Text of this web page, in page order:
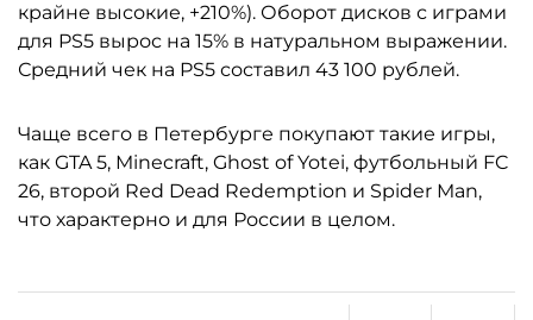
крайне высокие, +210%). Оборот дисков с играми
для PS5 вырос на 15% в натуральном выражении.
Средний чек на PS5 составил 43 100 рублей.
Чаще всего в Петербурге покупают такие игры,
как GTA 5, Minecraft, Ghost of Yotei, футбольный FC
26, второй Red Dead Redemption и Spider Man,
что характерно и для России в целом.